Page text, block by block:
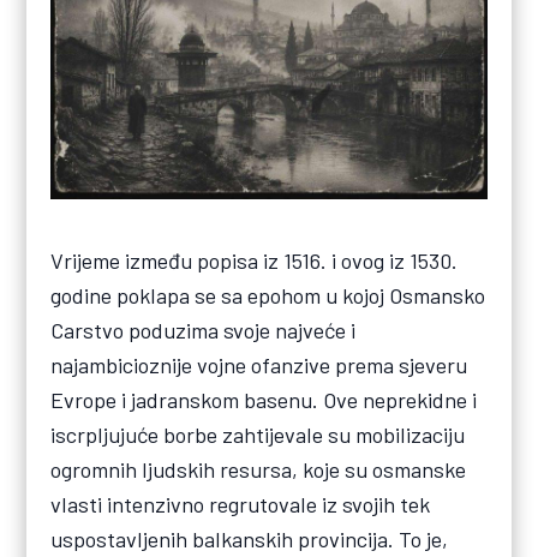
Vrijeme između popisa iz 1516. i ovog iz 1530.
godine poklapa se sa epohom u kojoj Osmansko
Carstvo poduzima svoje najveće i
najambicioznije vojne ofanzive prema sjeveru
Evrope i jadranskom basenu. Ove neprekidne i
iscrpljujuće borbe zahtijevale su mobilizaciju
ogromnih ljudskih resursa, koje su osmanske
vlasti intenzivno regrutovale iz svojih tek
uspostavljenih balkanskih provincija. To je,